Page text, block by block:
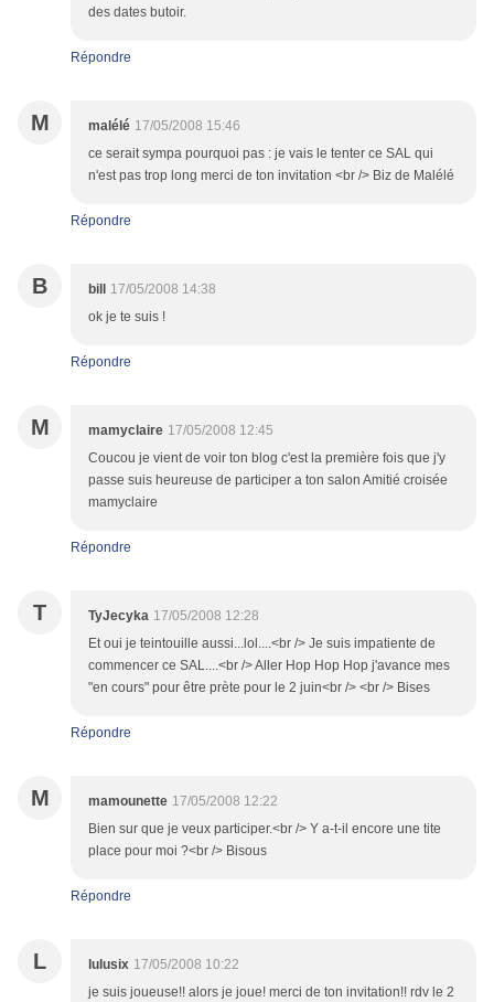
des dates butoir.
Répondre
M malélé 17/05/2008 15:46
ce serait sympa pourquoi pas : je vais le tenter ce SAL qui
n'est pas trop long merci de ton invitation <br /> Biz de Malélé
Répondre
B bill
17/05/2008 14:38
ok je te suis !
Répondre
M mamyclaire 17/05/2008 12:45
Coucou je vient de voir ton blog c'est la première fois que j'y
passe suis heureuse de participer a ton salon Amitié croisée
mamyclaire
Répondre
T TyJecyka 17/05/2008 12:28
Et oui je teintouille aussi...lol....<br /> Je suis impatiente de
commencer ce SAL....<br /> Aller Hop Hop Hop j'avance mes
"en cours" pour être prète pour le 2 juin<br /> <br /> Bises
Répondre
M mamounette 17/05/2008 12:22
Bien sur que je veux participer.<br /> Y a-t-il encore une tite
place pour moi ?<br /> Bisous
Répondre
L lulusix 17/05/2008 10:22
je suis joueuse!! alors je joue! merci de ton invitation!! rdv le 2